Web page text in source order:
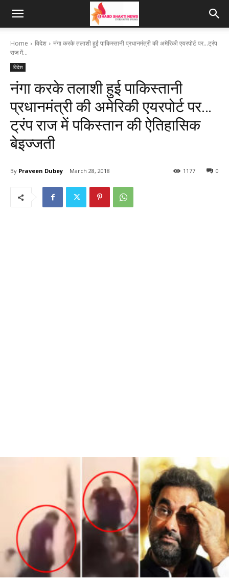
Home विदेश
नंगा करके तलाशी हुई पाकिस्तानी प्रधानमंत्री की अमेरिकी एयरपोर्ट पर...ट्रंप
राज में...
विदेश
नंगा करके तलाशी हुई पाकिस्तानी
प्रधानमंत्री की अमेरिकी एयरपोर्ट पर…
ट्रंप राज में पकिस्तान की ऐतिहासिक
बेइज्जती
By Praveen Dubey March 28, 2018 0
1177